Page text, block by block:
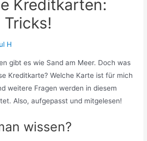
Kreditkarten:
H
gibt es wie Sand am Meer. Doch was
Kreditkarte? Welche Karte ist für mich
weitere Fragen werden in diesem
Also, aufgepasst und mitgelesen!
wissen?